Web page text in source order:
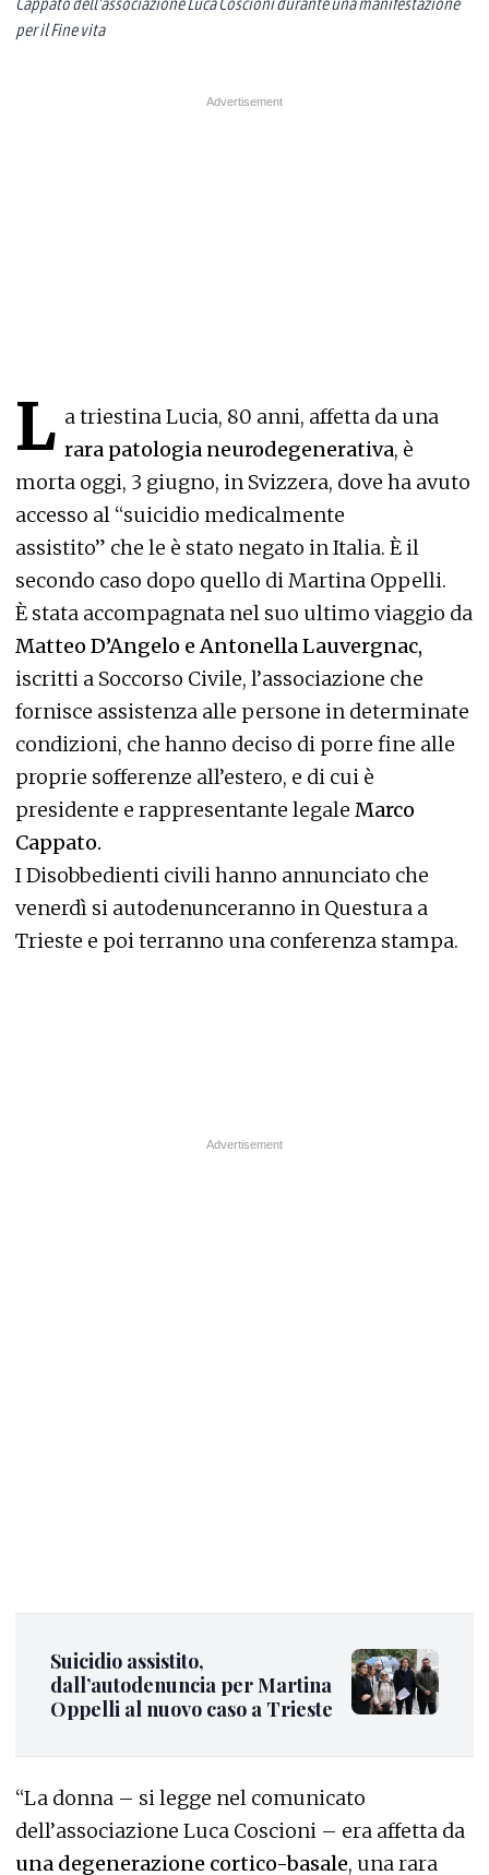
per il Fine vita
L a triestina Lucia, 80 anni, affetta da una
rara patologia neurodegenerativa, è
morta oggi, 3 giugno, in Svizzera, dove ha avuto
accesso al “suicidio medicalmente
assistito” che le è stato negato in Italia. È il
secondo caso dopo quello di Martina Oppelli.
È stata accompagnata nel suo ultimo viaggio da
Matteo D’Angelo e Antonella Lauvergnac,
iscritti a Soccorso Civile, l’associazione che
fornisce assistenza alle persone in determinate
condizioni, che hanno deciso di porre fine alle
proprie sofferenze all’estero, e di cui è
presidente e rappresentante legale Marco
Cappato.
I Disobbedienti civili hanno annunciato che
venerdì si autodenunceranno in Questura a
Trieste e poi terranno una conferenza stampa.
Suicidio assistito,
dall’autodenuncia per Martina
Oppelli al nuovo caso a Trieste
“La donna – si legge nel comunicato
dell’associazione Luca Coscioni – era affetta da
una degenerazione cortico-basale, una rara